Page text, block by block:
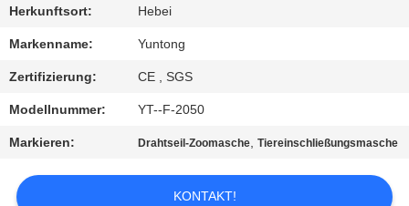
SIE
MIT
UNS
IN
VERBINDUNG
NACHRICHTEN
Herkunftsort: Hebei
Markenname: Yuntong
Zertifizierung: CE , SGS
Modellnummer: YT--F-2050
Markieren: Drahtseil-Zoomasche,Tiereinschließungsmasche
KONTAKT!